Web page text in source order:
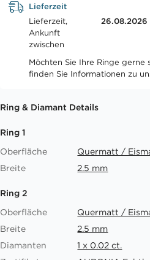
Lieferzeit
Lieferzeit,
Ankunft
zwischen
26.08.2026
Möchten Sie Ihre Ringe gerne
finden Sie Informationen zu
Ring & Diamant Details
Ring 1
Oberfläche
Quermatt /
Breite
2.5 mm
Ring 2
Oberfläche
Quermatt /
Breite
2.5 mm
Diamanten
1 x 0.02 ct.